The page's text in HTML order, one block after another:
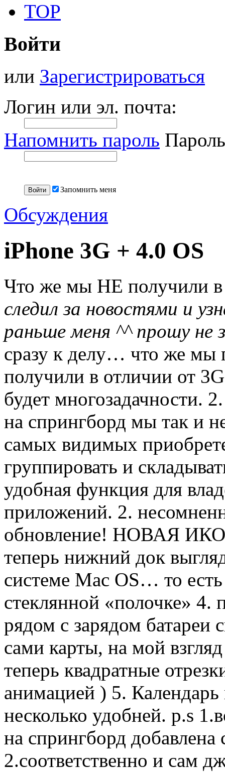
TOP
Войти
или Зарегистрироваться
Логин или эл. почта:
Напомнить пароль
Запомнить меня
Обсуждения
iPhone 3G + 4.0 OS
Что же мы НЕ получили
следил за новостями и
раньше меня ^^ прошу не
сразу к делу… что же мы
получили в отличии от
будет многозадачности.
на спрингборд мы так и
самых видимых
группировать и
удобная функция для
приложений. 2.
обновление! НОВАЯ
теперь нижний док
системе Mac OS… то
стеклянной «полочке» 4.
рядом с зарядом батареи
сами карты, на мой
теперь квадратные
анимацией ) 5.
несколько удобней. p.s
на спрингборд
2.соответственно и сам